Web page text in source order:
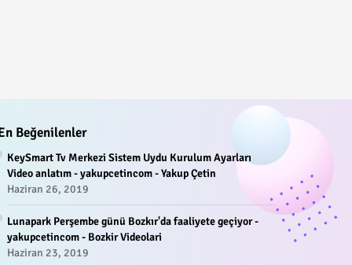
Beğenilenler
KeySmart Tv Merkezi Sistem Uydu Kurulum Ayarları
Video anlatım - yakupcetincom - Yakup Çetin
Haziran 26, 2019
Lunapark Perşembe günü Bozkır'da faaliyete geçiyor -
yakupcetincom - Bozkir Videolari
Haziran 23, 2019